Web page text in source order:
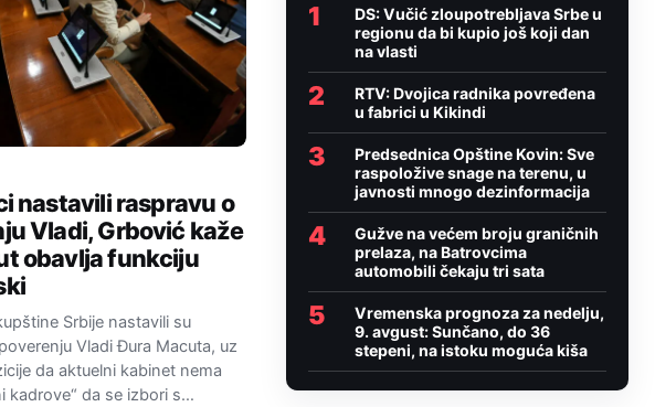
nastavili raspravu o
Vladi, Grbović kaže
obavlja funkciju
Srbije nastavili su
Vladi Đura Macuta, uz
da aktuelni kabinet nema
kadrove“ da se izbori s…
1
DS: Vučić zloupotrebljava Srbe u
regionu da bi kupio još koji dan
na vlasti
2
RTV: Dvojica radnika povređena
u fabrici u Kikindi
3
Predsednica Opštine Kovin: Sve
raspoložive snage na terenu, u
javnosti mnogo dezinformacija
4
Gužve na većem broju graničnih
prelaza, na Batrovcima
automobili čekaju tri sata
5
Vremenska prognoza za nedelju,
9. avgust: Sunčano, do 36
stepeni, na istoku moguća kiša